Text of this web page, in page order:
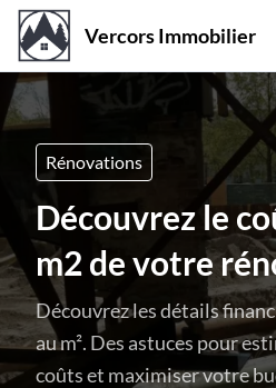
Vercors Immobilier
Rénovations
Découvrez le
m2 de votre
Découvrez les détails
au m². Des astuces pour
coûts et maximiser votre